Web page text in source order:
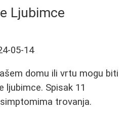
Ljubimce
05-14
domu ili vrtu mogu biti
ljubimce. Spisak 11
trovanja.